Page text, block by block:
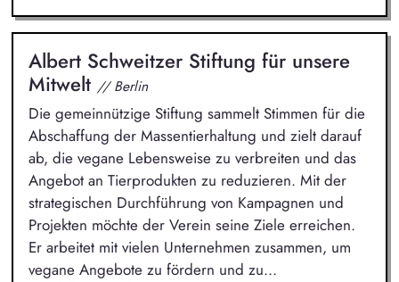
Albert Schweitzer Stiftung für unsere
Mitwelt // Berlin
Die gemeinnützige Stiftung sammelt Stimmen für die
Abschaffung der Massentierhaltung und zielt darauf
ab, die vegane Lebensweise zu verbreiten und das
Angebot an Tierprodukten zu reduzieren. Mit der
strategischen Durchführung von Kampagnen und
Projekten möchte der Verein seine Ziele erreichen.
Er arbeitet mit vielen Unternehmen zusammen, um
vegane Angebote zu fördern und zu...